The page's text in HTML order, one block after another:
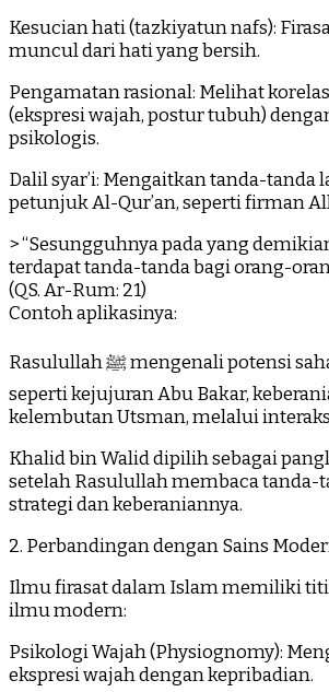
Kesucian hati (tazkiyatun nafs):
muncul dari hati yang bersih.
Pengamatan rasional: Melihat
(ekspresi wajah, postur tubuh)
psikologis.
Dalil syar’i: Mengaitkan tanda-tanda
petunjuk Al-Qur’an, seperti firman
> “Sesungguhnya pada yang
terdapat tanda-tanda bagi orang-
(QS. Ar-Rum: 21)
Contoh aplikasinya:
Rasulullah ﷺ mengenali potensi sahabat-sahabatnya,
seperti kejujuran Abu Bakar,
kelembutan Utsman, melalui
Khalid bin Walid dipilih sebagai
setelah Rasulullah membaca tanda-
strategi dan keberaniannya.
2. Perbandingan dengan Sains
Ilmu firasat dalam Islam memiliki
ilmu modern:
Psikologi Wajah (Physiognomy):
ekspresi wajah dengan kepribadian.